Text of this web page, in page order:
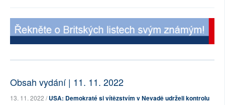
Obsah vydání | 11. 11. 2022
13. 11. 2022 /USA: Demokraté si vítězstvím v Nevadě udrželi kontrolu